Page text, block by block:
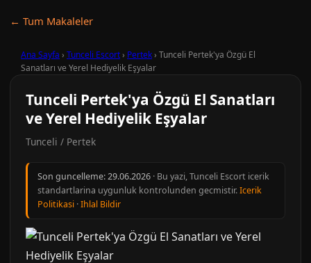
← Tum Makaleler
Ana Sayfa › Tunceli Escort› Pertek› Tunceli Pertek'ya Özgü El
Sanatları ve Yerel Hediyelik Eşyalar
Tunceli Pertek'ya Özgü El Sanatları
ve Yerel Hediyelik Eşyalar
Tunceli / Pertek
Son guncelleme:29.06.2026 · Bu yazi, Tunceli Escort icerik
standartlarina uygunluk kontrolunden gecmistir.Icerik
Politikasi ·Ihlal Bildir